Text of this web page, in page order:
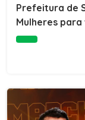
Prefeitura de
Mulheres